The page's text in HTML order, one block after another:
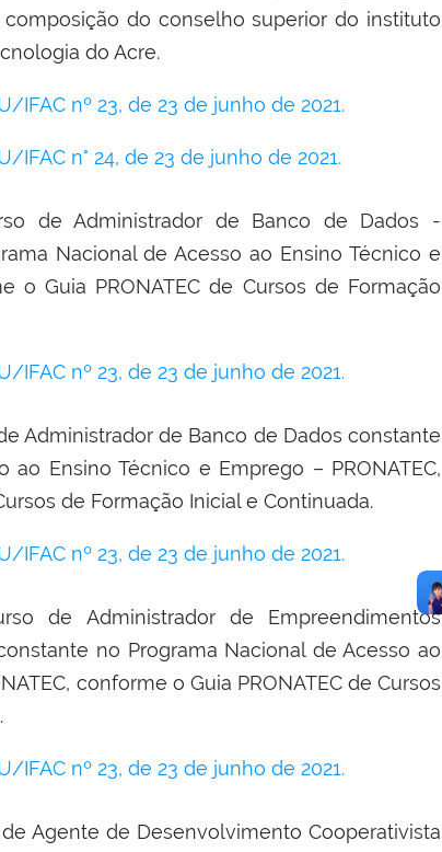
do conselho superior do instituto
do Acre.
IFAC nº 23, de 23 de junho de 2021.
IFAC n° 24, de 23 de junho de 2021.
de Administrador de Banco de Dados -
Nacional de Acesso ao Ensino Técnico e
o Guia PRONATEC de Cursos de Formação
IFAC nº 23, de 23 de junho de 2021.
Administrador de Banco de Dados constante
ao Ensino Técnico e Emprego – PRONATEC,
de Formação Inicial e Continuada.
IFAC nº 23, de 23 de junho de 2021.
de Administrador de Empreendimentos
no Programa Nacional de Acesso ao
conforme o Guia PRONATEC de Cursos
IFAC nº 23, de 23 de junho de 2021.
Agente de Desenvolvimento Cooperativista